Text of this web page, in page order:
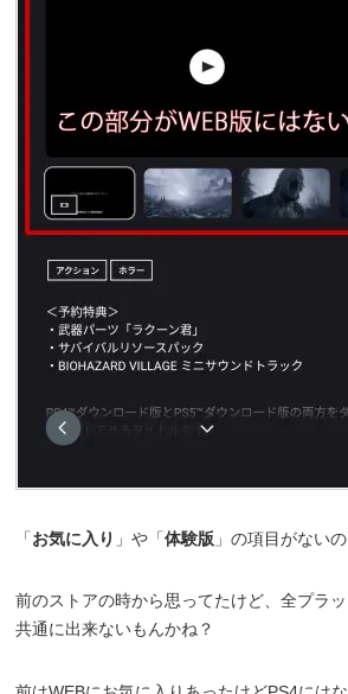
「お気に入り 」や「体験版 」の項目がない
前のストアの時から思ってたけど、全プラ
共通に出来ないもんかね？